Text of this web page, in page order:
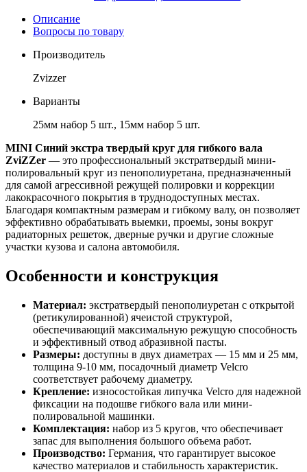
Описание
Вопросы по товару
Производитель
Zvizzer
Варианты
25мм набор 5 шт., 15мм набор 5 шт.
MINI Синий экстра твердый круг для гибкого вала
ZviZZer — это профессиональный экстратвердый мини-
полировальный круг из пенополиуретана, предназначенный
для самой агрессивной режущей полировки и коррекции
лакокрасочного покрытия в труднодоступных местах.
Благодаря компактным размерам и гибкому валу, он позволяет
эффективно обрабатывать выемки, проемы, зоны вокруг
радиаторных решеток, дверные ручки и другие сложные
участки кузова и салона автомобиля.
Особенности и конструкция
Материал: экстратвердый пенополиуретан с открытой
(ретикулированной) ячеистой структурой,
обеспечивающий максимальную режущую способность
и эффективный отвод абразивной пасты.
Размеры: доступны в двух диаметрах — 15 мм и 25 мм,
толщина 9-10 мм, посадочный диаметр Velcro
соответствует рабочему диаметру.
Крепление: износостойкая липучка Velcro для надежной
фиксации на подошве гибкого вала или мини-
полировальной машинки.
Комплектация: набор из 5 кругов, что обеспечивает
запас для выполнения большого объема работ.
Производство: Германия, что гарантирует высокое
качество материалов и стабильность характеристик.